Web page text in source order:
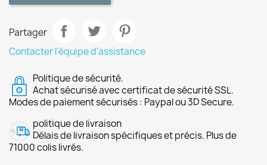
Partager
Contacter l'équipe d'assistance
Politique de sécurité.
Achat sécurisé avec certificat de sécurité SSL.
Modes de paiement sécurisés : Paypal ou 3D Secure.
politique de livraison
Délais de livraison spécifiques et précis. Plus de
71000 colis livrés.